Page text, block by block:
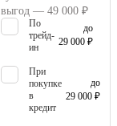
выгод — 49 000 ₽
По
трейд-
ин
до
29 000 ₽
При
покупке
в
кредит
до
29 000 ₽